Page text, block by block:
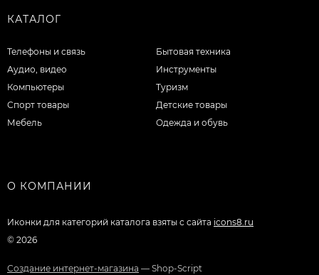
КАТАЛОГ
Телефоны и связь
Аудио, видео
Компьютеры
Спорт товары
Мебель
Бытовая техника
Инструменты
Туризм
Детские товары
Одежда и обувь
О КОМПАНИИ
Иконки для категорий каталога взяты с сайта icons8.ru
© 2026
Создание интернет-магазина — Shop-Script